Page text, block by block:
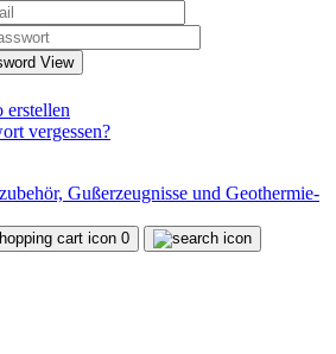
View
erstellen
vergessen?
0